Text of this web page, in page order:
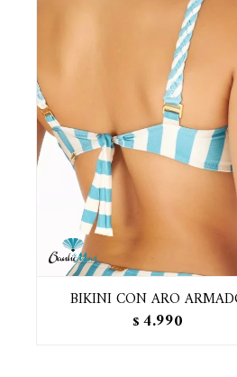
BIKINI CON ARO
$ 4.990